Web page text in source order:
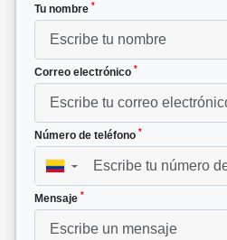
Tu nombre *
Correo electrónico *
Número de teléfono *
▼
Mensaje *